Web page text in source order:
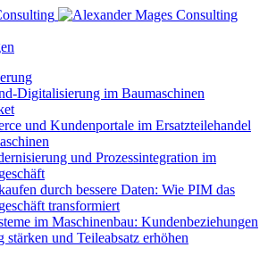
Digitalisierung im Baumaschinen
und Kundenportale im Ersatzteilehandel
und Prozessintegration im
durch bessere Daten: Wie PIM das
transformiert
im Maschinenbau: Kundenbeziehungen
stärken und Teileabsatz erhöhen